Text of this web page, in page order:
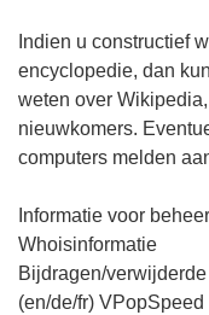
Indien u constructief
encyclopedie, dan
weten over
nieuwkomers.
computers melden
Informatie voor
Whoisinformatie
Bijdragen/
(en/de/fr) VPopSpeed